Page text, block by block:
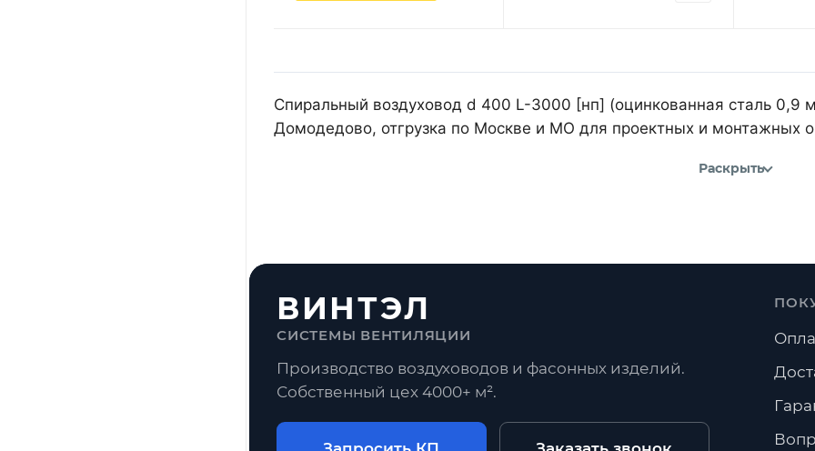
Спиральный воздуховод d 400 L-3000 [нп] (оцинкованная сталь
Домодедово, отгрузка по Москве и МО для проектных и монтажных
Раскрыть
ВИНТЭЛ
СИСТЕМЫ ВЕНТИЛЯЦИИ
Производство воздуховодов и фасонных изделий.
Собственный цех 4000+ м².